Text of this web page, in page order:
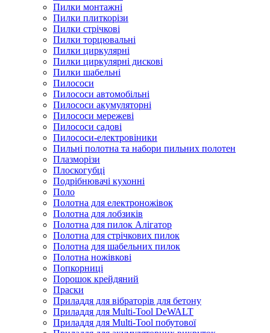
Пилки монтажні
Пилки плиткорізи
Пилки стрічкові
Пилки торцювальні
Пилки циркулярні
Пилки циркулярні дискові
Пилки шабельні
Пилососи
Пилососи автомобільні
Пилососи акумуляторні
Пилососи мережеві
Пилососи садові
Пилососи-електровіники
Пильні полотна та набори пильних полотен
Плазморізи
Плоскогубці
Подрібнювачі кухонні
Поло
Полотна для електроножівок
Полотна для лобзиків
Полотна для пилок Алігатор
Полотна для стрічкових пилок
Полотна для шабельних пилок
Полотна ножівкові
Попкорниці
Порошок крейдяний
Праски
Приладдя для вібраторів для бетону
Приладдя для Multi-Tool DeWALT
Приладдя для Multi-Tool побутової